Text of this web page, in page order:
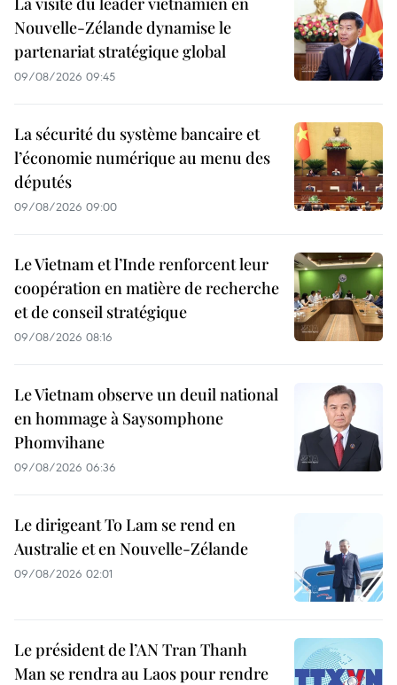
Nouvelle-Zélande dynamise le
partenariat stratégique global
09/08/2026 09:45
La sécurité du système bancaire et
l’économie numérique au menu des
députés
09/08/2026 09:00
Le Vietnam et l’Inde renforcent leur
coopération en matière de recherche
et de conseil stratégique
09/08/2026 08:16
Le Vietnam observe un deuil national
en hommage à Saysomphone
Phomvihane
09/08/2026 06:36
Le dirigeant To Lam se rend en
Australie et en Nouvelle-Zélande
09/08/2026 02:01
Le président de l’AN Tran Thanh
Man se rendra au Laos pour rendre